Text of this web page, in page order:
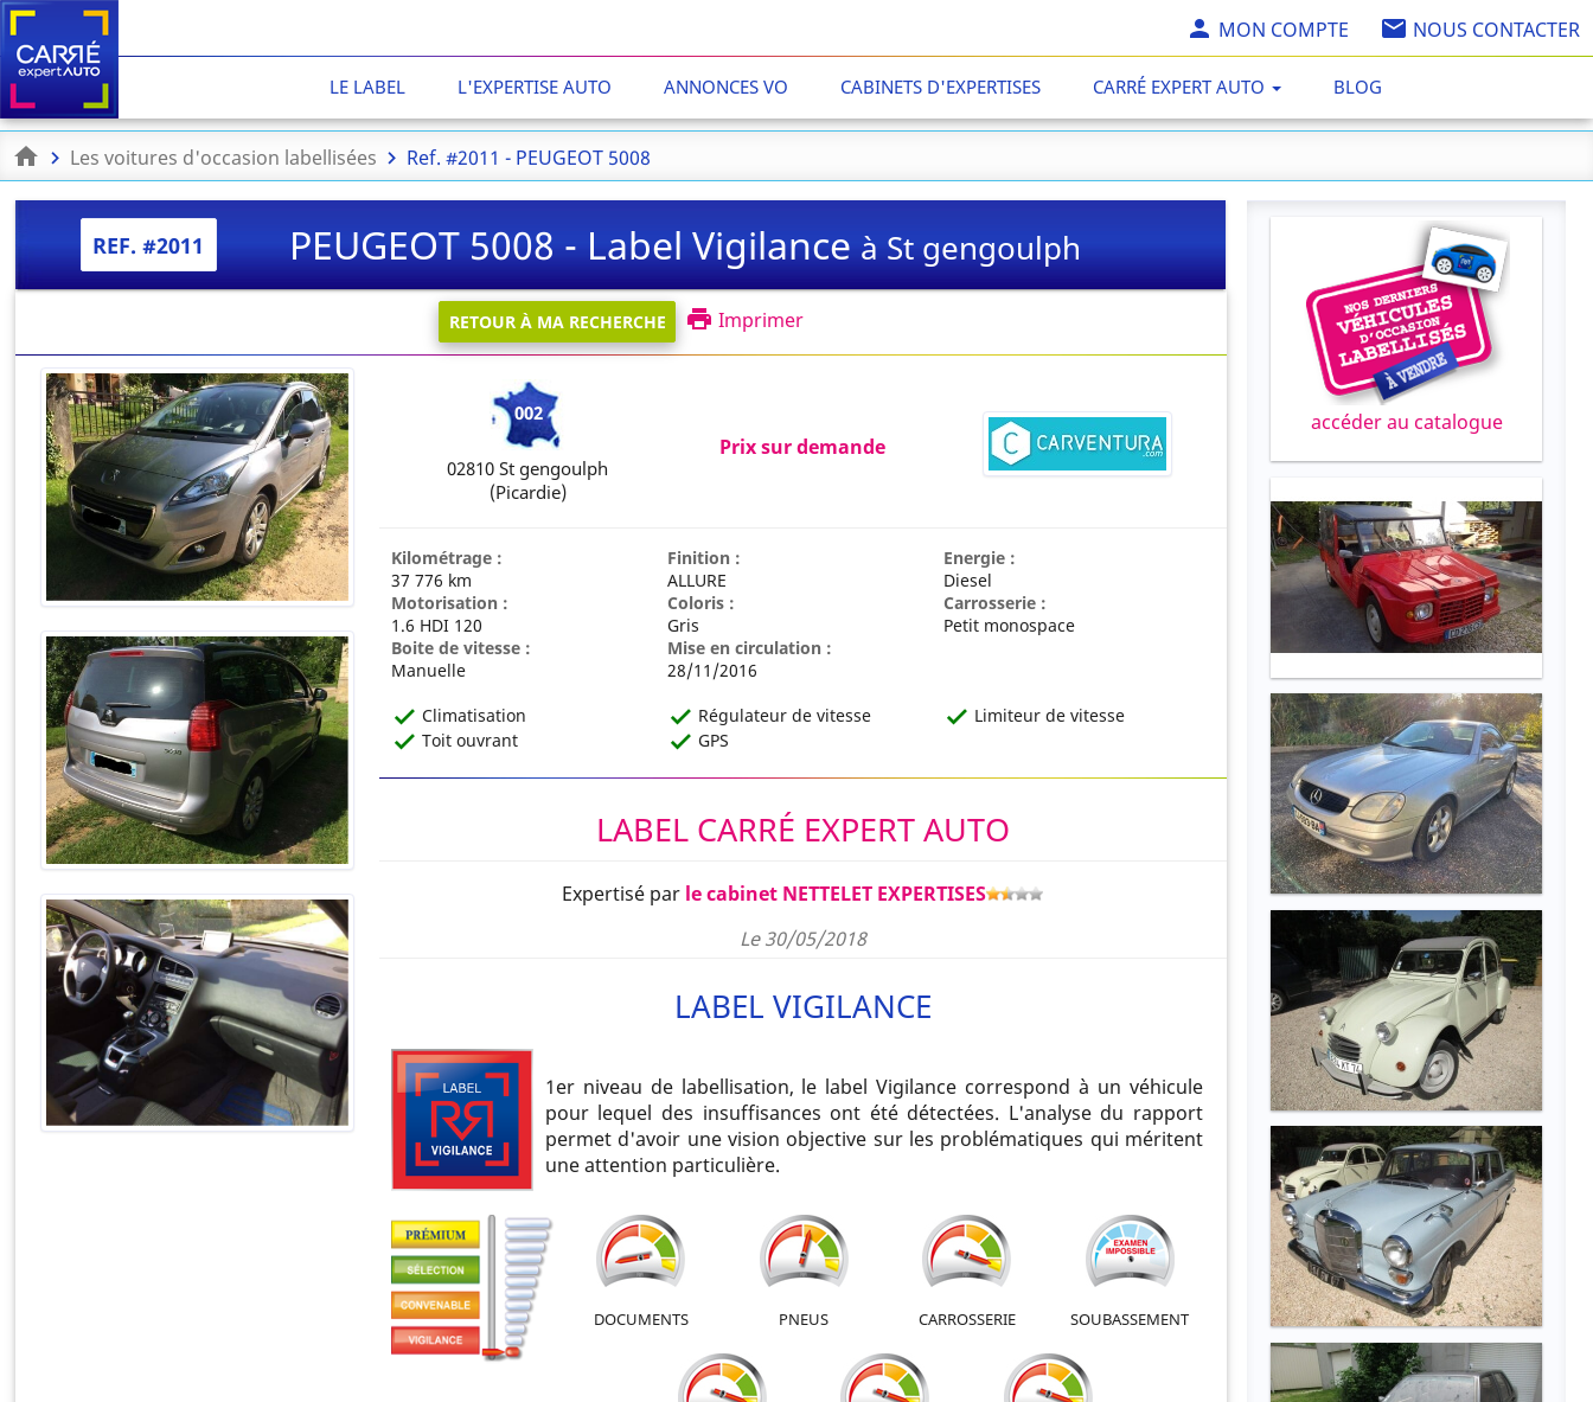
MON COMPTE NOUS CONTACTER
LE LABEL L'EXPERTISE AUTO ANNONCES VO CABINETS D'EXPERTISES CARRÉ EXPERT AUTO BLOG
Les voitures d'occasion labellisées Ref. #2011 - PEUGEOT 5008
REF. #2011 PEUGEOT 5008 - Label Vigilance à St gengoulph
RETOUR À MA RECHERCHE Imprimer
002
02810 St gengoulph
(Picardie)
Prix sur demande
Kilométrage :
37 776 km
Finition :
ALLURE
Energie :
Diesel
Motorisation :
1.6 HDI 120
Coloris :
Gris
Carrosserie :
Petit monospace
Boite de vitesse :
Manuelle
Mise en circulation :
28/11/2016
Climatisation
Régulateur de vitesse
Limiteur de vitesse
Toit ouvrant
GPS
LABEL CARRÉ EXPERT AUTO
Expertisé par le cabinet NETTELET EXPERTISES
Le 30/05/2018
LABEL VIGILANCE
1er niveau de labellisation, le label Vigilance correspond à un véhicule
pour lequel des insuffisances ont été détectées. L'analyse du rapport
permet d'avoir une vision objective sur les problématiques qui méritent
une attention particulière.
DOCUMENTS PNEUS CARROSSERIE SOUBASSEMENT
accéder au catalogue